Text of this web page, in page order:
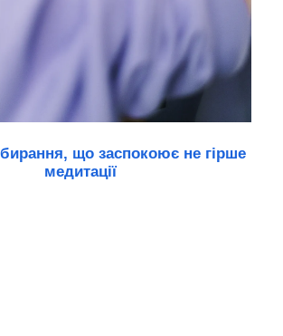
що заспокоює не гірше
медитації